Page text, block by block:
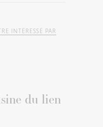
INTÉRESSÉ PAR
du lien